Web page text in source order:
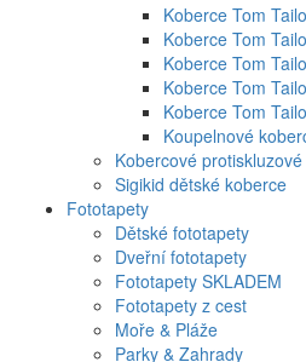
Koberce Tom
Koberce Tom
Koberce Tom
Koberce Tom
Koberce Tom
Koupelnové
Kobercové
Sigikid dětské koberce
Fototapety
Dětské fototapety
Dveřní fototapety
Fototapety SKLADEM
Fototapety z cest
Moře & Pláže
Parky & Zahrady